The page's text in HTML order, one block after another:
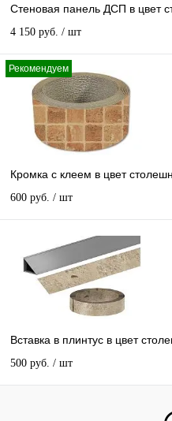
Стеновая панель ДСП в цвет
4 150 руб. / шт
Рекомендуем
Кромка с клеем в цвет
600 руб. / шт
Вставка в плинтус в цвет
500 руб. / шт